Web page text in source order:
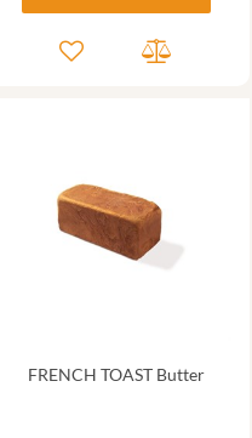
FRENCH TOAST Butter